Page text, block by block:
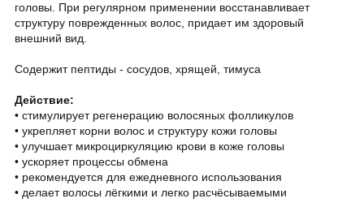
головы. При регулярном применении восстанавливает
структуру поврежденных волос, придает им здоровый
внешний вид.
Содержит пептиды - сосудов, хрящей, тимуса
Действие:
• стимулирует регенерацию волосяных фолликулов
• укрепляет корни волос и структуру кожи головы
• улучшает микроциркуляцию крови в коже головы
• ускоряет процессы обмена
• рекомендуется для ежедневного использования
• делает волосы лёгкими и легко расчёсываемыми